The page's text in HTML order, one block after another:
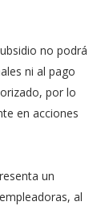
no podrá
ni al pago
por lo
en acciones
un
al